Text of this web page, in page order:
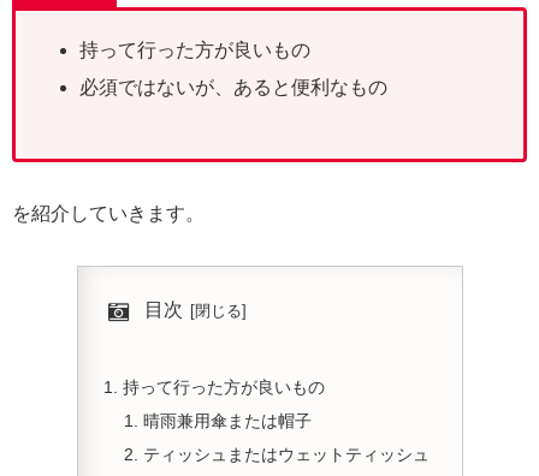
持って行った方が良いもの
必須ではないが、あると便利なもの
を紹介していきます。
目次
持って行った方が良いもの
晴雨兼用傘または帽子
ティッシュまたはウェットティッシュ